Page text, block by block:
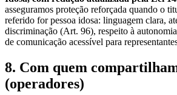
asseguramos proteção reforçada quando o
referido for pessoa idosa: linguagem clara,
discriminação (Art. 96), respeito à
de comunicação acessível para
8. Com quem
(operadores)